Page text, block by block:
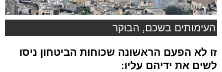
העימותים בשכם, הבוקר
זו לא הפעם הראשונה שכוחות הביטחון ניסו
לשים את ידיהם עליו: